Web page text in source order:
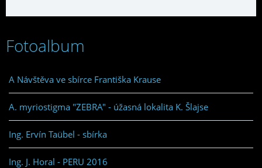
Fotoalbum
A Návštěva ve sbírce Františka Krause
A. myriostigma "ZEBRA" - úžasná lokalita K. Šlajse
Ing. Ervín Taübel - sbírka
Ing. J. Horal - PERU 2016